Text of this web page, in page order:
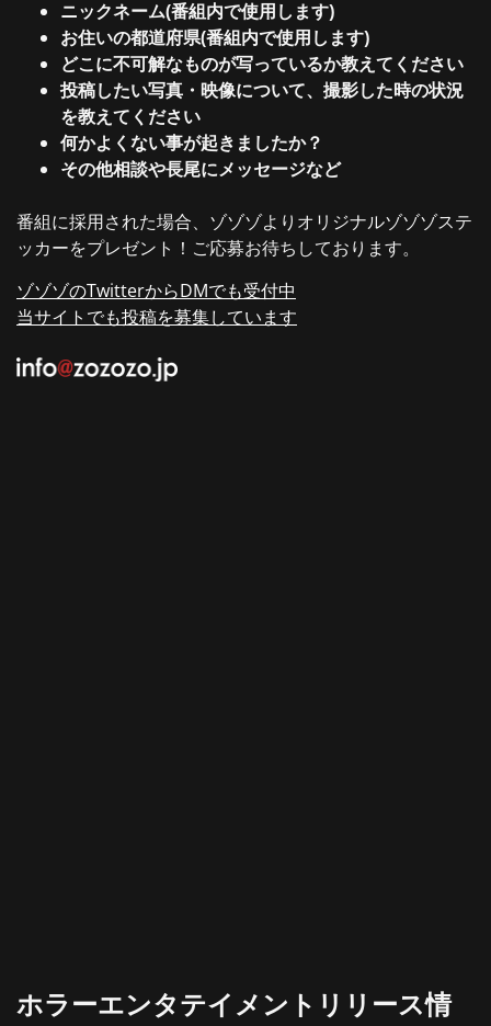
ニックネーム(番組内で使用します)
お住いの都道府県(番組内で使用します)
どこに不可解なものが写っているか教えてください
投稿したい写真・映像について、撮影した時の状況
を教えてください
何かよくない事が起きましたか？
その他相談や長尾にメッセージなど
番組に採用された場合、ゾゾゾよりオリジナルゾゾゾステ
ッカーをプレゼント！ご応募お待ちしております。
ゾゾゾのTwitterからDMでも受付中
当サイトでも投稿を募集しています
ホラーエンタテイメントリリース情